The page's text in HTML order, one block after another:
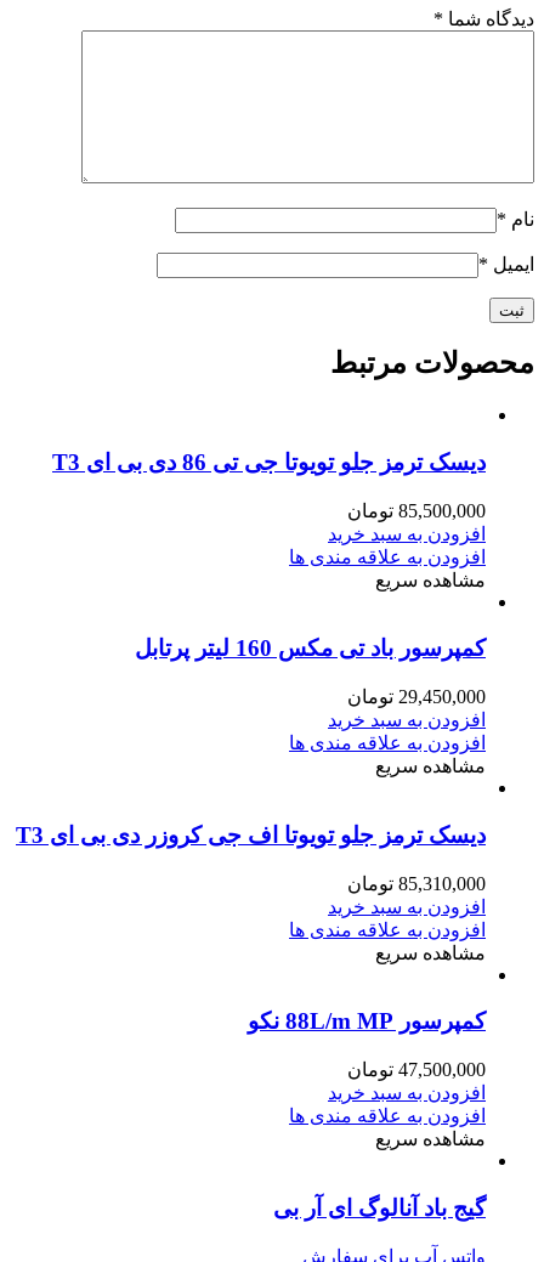
دیدگاه شما *
نام *
ایمیل *
محصولات مرتبط
دیسک ترمز جلو تویوتا جی تی 86 دی بی ای T3
85,500,000 تومان
افزودن به سبد خرید
افزودن به علاقه مندی ها
مشاهده سریع
کمپرسور باد تی مکس 160 لیتر پرتابل
29,450,000 تومان
افزودن به سبد خرید
افزودن به علاقه مندی ها
مشاهده سریع
دیسک ترمز جلو تویوتا اف جی کروزر دی بی ای T3
85,310,000 تومان
افزودن به سبد خرید
افزودن به علاقه مندی ها
مشاهده سریع
کمپرسور 88L/m MP نکو
47,500,000 تومان
افزودن به سبد خرید
افزودن به علاقه مندی ها
مشاهده سریع
گیج باد آنالوگ ای آر بی
واتس آپ برای سفارش